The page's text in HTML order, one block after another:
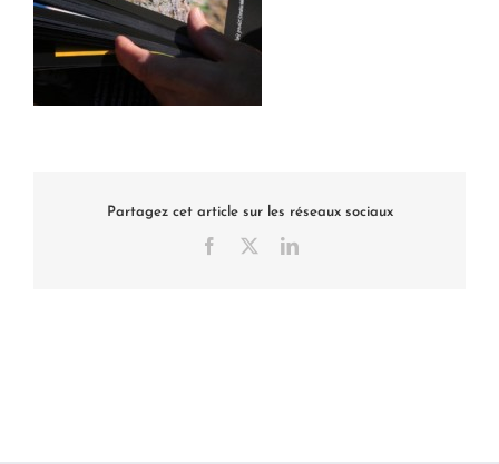
Partagez cet article sur les réseaux sociaux
Facebook LinkedIn